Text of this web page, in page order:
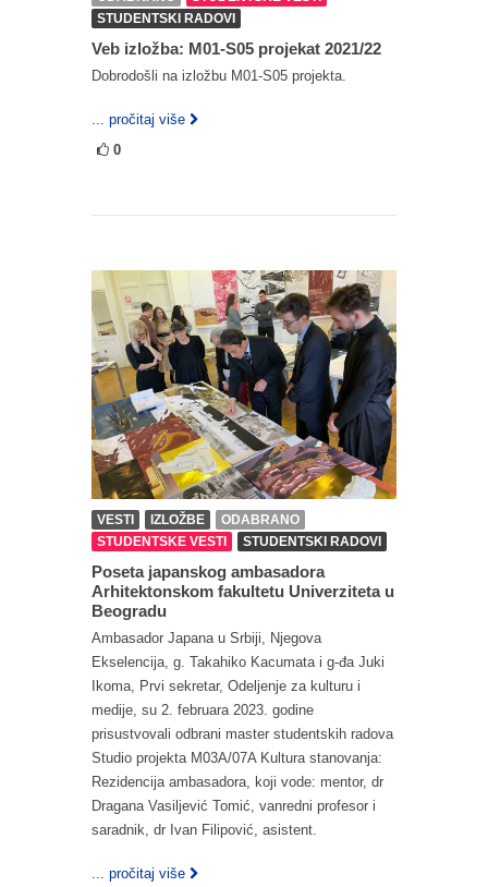
STUDENTSKI RADOVI
Veb izložba: M01-S05 projekat 2021/22
Dobrodošli na izložbu M01-S05 projekta.
... pročitaj više
0
VESTI IZLOŽBE
ODABRANO
STUDENTSKE VESTI
STUDENTSKI RADOVI
Poseta japanskog ambasadora
Arhitektonskom fakultetu Univerziteta u
Beogradu
Ambasador Japana u Srbiji, Njegova
Ekselencija, g. Takahiko Kacumata i g-đa Juki
Ikoma, Prvi sekretar, Odeljenje za kulturu i
medije, su 2. februara 2023. godine
prisustvovali odbrani master studentskih radova
Studio projekta M03A/07A Kultura stanovanja:
Rezidencija ambasadora, koji vode: mentor, dr
Dragana Vasiljević Tomić, vanredni profesor i
saradnik, dr Ivan Filipović, asistent.
... pročitaj više